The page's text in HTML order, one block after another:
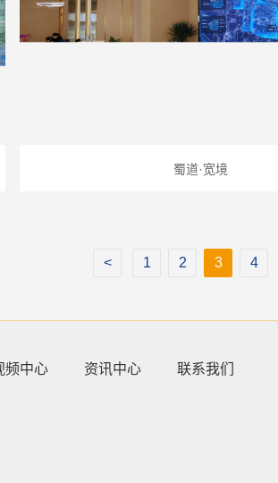
蜀道·宽境
1 2 3 4
频中心 资讯中心 联系我们